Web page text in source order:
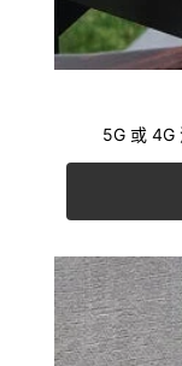
5G 或 4G